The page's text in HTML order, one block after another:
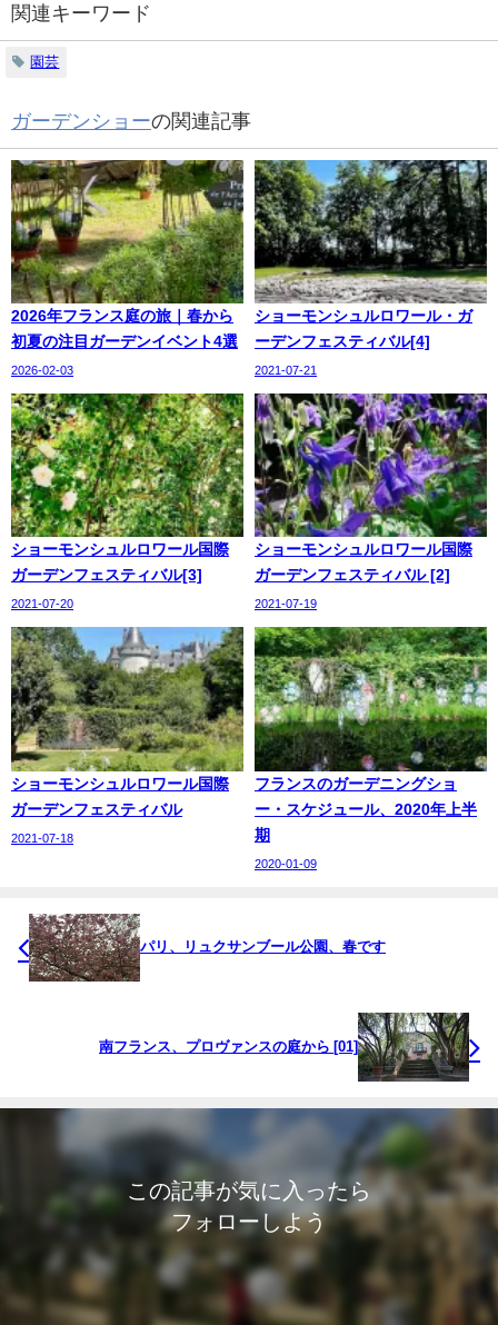
関連キーワード
園芸
ガーデンショーの関連記事
2026年フランス庭の旅｜春から
初夏の注目ガーデンイベント4選
2026-02-03
ショーモンシュルロワール・ガ
ーデンフェスティバル[4]
2021-07-21
ショーモンシュルロワール国際
ガーデンフェスティバル[3]
2021-07-20
ショーモンシュルロワール国際
ガーデンフェスティバル [2]
2021-07-19
ショーモンシュルロワール国際
ガーデンフェスティバル
2021-07-18
フランスのガーデニングショ
ー・スケジュール、2020年上半
期
2020-01-09
パリ、リュクサンブール公園、春です
南フランス、プロヴァンスの庭から [01]
この記事が気に入ったら
フォローしよう